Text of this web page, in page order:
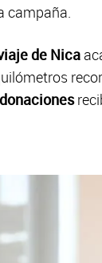
campaña.
de Nica